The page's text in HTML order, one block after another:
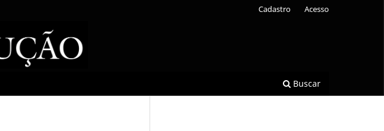
Buscar
Cadastro Acesso